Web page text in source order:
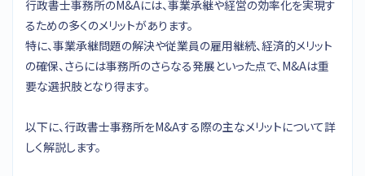
行政書士事務所のM&Aには、事業承継や経営の効率化を実現す
るための多くのメリットがあります。
特に、事業承継問題の解決や従業員の雇用継続、経済的メリット
の確保、さらには事務所のさらなる発展といった点で、M&Aは重
要な選択肢となり得ます。
以下に、行政書士事務所をM&Aする際の主なメリットについて詳
しく解説します。